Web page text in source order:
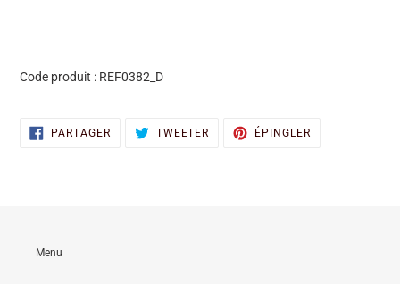
Code produit : REF0382_D
PARTAGERPARTAGERTWEETER TWEETERÉPINGLER
Menu